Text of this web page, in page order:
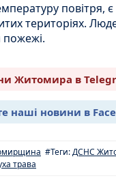
повітря,
територіях.
пожежі.
Житомира в
наші новини в
#Теги:ДСНС
трава